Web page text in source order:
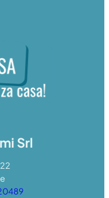
Srl